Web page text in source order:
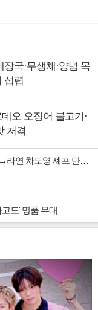
국·무생채·양념 목
섭렵
오 오징어 불고기·
저격
차도영 셰프 만난다
도' 명품 무대